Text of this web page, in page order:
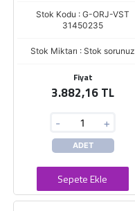
Stok Kodu : G-ORJ-VST
31450235
Stok Miktarı : Stok sorunuz
Fiyat
3.882,16 TL
- +
ADET
Sepete Ekle